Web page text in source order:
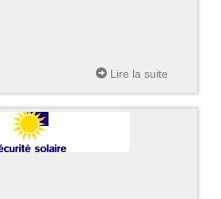
Lire la suite